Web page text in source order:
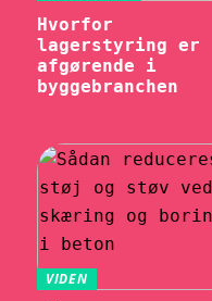
Hvorfor
lagerstyring er
afgørende i
byggebranchen
VIDEN